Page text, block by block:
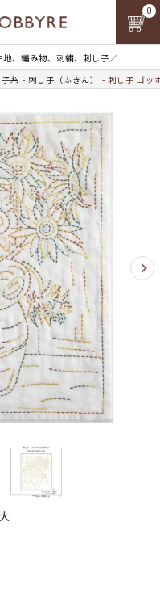
地、編み物、刺繍、刺し子／
0
糸 刺し子（ふきん） 刺し子 ゴッ